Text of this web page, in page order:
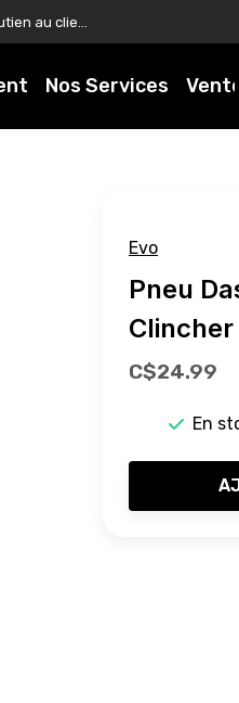
client est notre priorité
Nos Services
Evo
Pneu
Clincher
C$24.99
En